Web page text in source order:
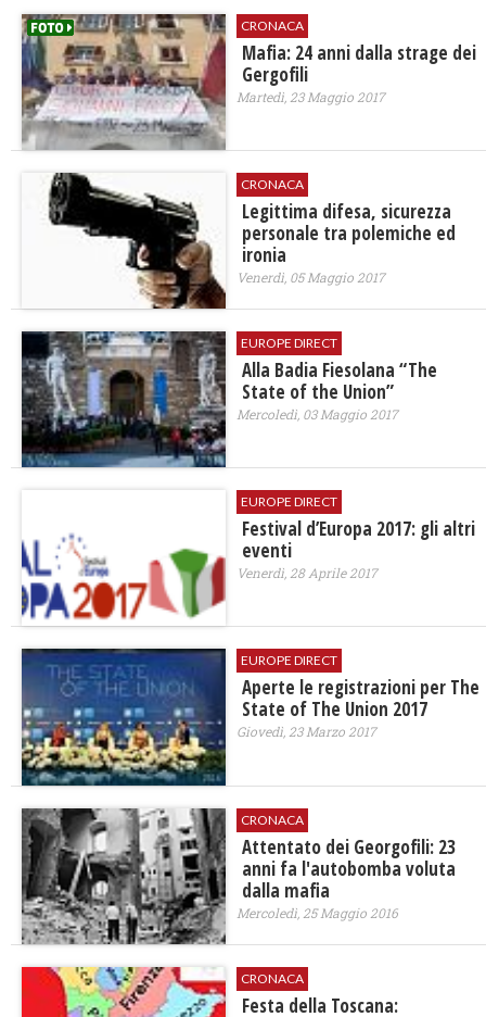
CRONACA
Mafia: 24 anni dalla strage dei
Gergofili
Martedì, 23 Maggio 2017
CRONACA
Legittima difesa, sicurezza
personale tra polemiche ed
ironia
Venerdì, 05 Maggio 2017
EUROPE DIRECT
Alla Badia Fiesolana “The
State of the Union”
Mercoledì, 03 Maggio 2017
EUROPE DIRECT
Festival d’Europa 2017: gli altri
eventi
Venerdì, 28 Aprile 2017
EUROPE DIRECT
Aperte le registrazioni per The
State of The Union 2017
Giovedì, 23 Marzo 2017
CRONACA
Attentato dei Georgofili: 23
anni fa l'autobomba voluta
dalla mafia
Mercoledì, 25 Maggio 2016
CRONACA
Festa della Toscana: